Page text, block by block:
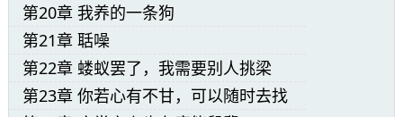
“如果您担心孤男寡女让人误会，那我白天再
来。”
第20章 我养的一条狗
第21章 聒噪
第22章 蝼蚁罢了，我需要别人挑梁
子？
第23章 你若心有不甘，可以随时去找